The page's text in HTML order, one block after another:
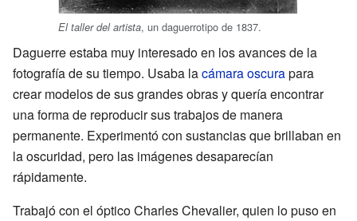
El taller del artista, un daguerrotipo de 1837.
Daguerre estaba muy interesado en los avances de la
fotografía de su tiempo. Usaba lacámara oscurapara
crear modelos de sus grandes obras y quería encontrar
una forma de reproducir sus trabajos de manera
permanente. Experimentó con sustancias que brillaban en
la oscuridad, pero las imágenes desaparecían
rápidamente.
Trabajó con el óptico Charles Chevalier, quien lo puso en